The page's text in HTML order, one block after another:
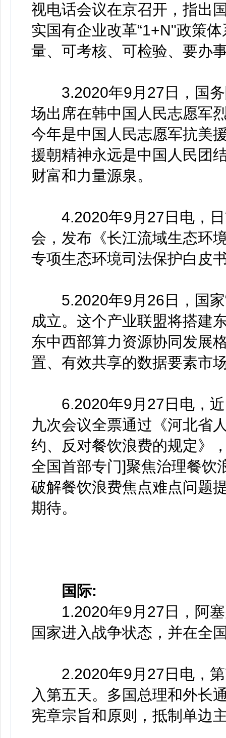
视电话会议在京召开，指出
实国有企业改革“1+N"政策
量、可考核、可检验、要办
3.2020年9月27日，国务
场出席在韩中国人民志愿军
今年是中国人民志愿军抗美
援朝精神永远是中国人民团
财富和力量源泉。
4.2020年9月27日电，日
会，发布《长江流域生态环
专项生态环境司法保护白皮
5.2020年9月26日，国家“
成立。这个产业联盟将搭建
东中西部算力资源协同发展
置、有效共享的数据要素市
6.2020年9月27日电，近
九次会议全票通过《河北省
约、反对餐饮浪费的规定》
全国首部专门]聚焦治理餐饮
破解餐饮浪费焦点难点问题
期待。
国际:
1.2020年9月27日，阿塞
国家进入战争状态，并在全
2.2020年9月27日电，第
入第五天。多国总理和外长
宪章宗旨和原则，抵制单边